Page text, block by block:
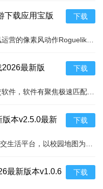
下载应用宝版
下载
最新版
下载
本v2.5.0最新
下载
最新版本v1.0.6
下载